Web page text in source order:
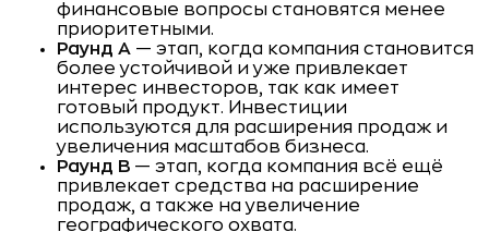
финансовые вопросы становятся менее
приоритетными.
Раунд A — этап, когда компания становится
более устойчивой и уже привлекает
интерес инвесторов, так как имеет
готовый продукт. Инвестиции
используются для расширения продаж и
увеличения масштабов бизнеса.
Раунд B — этап, когда компания всё ещё
привлекает средства на расширение
продаж, а также на увеличение
географического охвата.